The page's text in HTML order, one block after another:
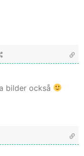
bilder också